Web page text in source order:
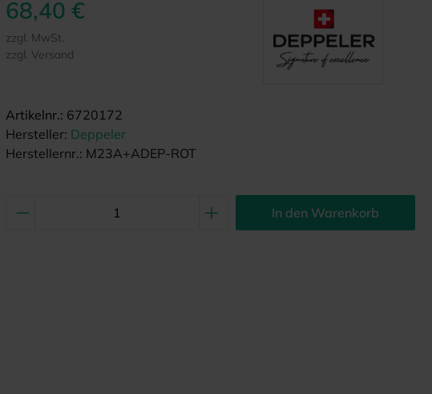
68,40 €
zzgl. MwSt.
zzgl. Versand
Artikelnr.: 6720172
Hersteller: Deppeler
Herstellernr.: M23A+ADEP-ROT
In den Warenkorb